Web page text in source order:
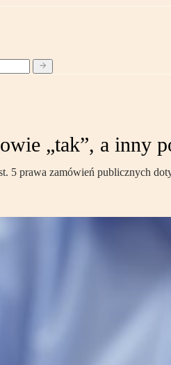
„tak”, a inny
5 prawa zamówień publicznych